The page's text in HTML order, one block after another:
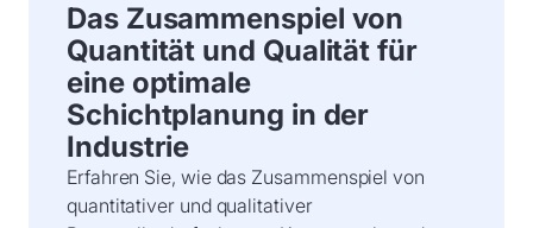
Das Zusammenspiel von
Quantität und Qualität für
eine optimale
Schichtplanung in der
Industrie
Erfahren Sie, wie das Zusammenspiel von
quantitativer und qualitativer